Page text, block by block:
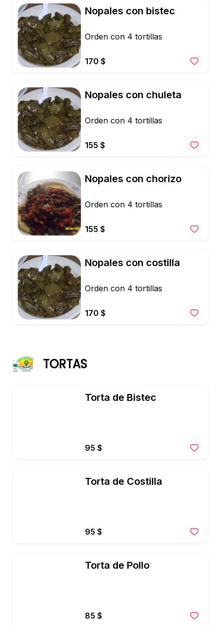
Nopales con bistec
Orden con 4 tortillas
170 $
Nopales con chuleta
Orden con 4 tortillas
155 $
Nopales con chorizo
Orden con 4 tortillas
155 $
Nopales con costilla
Orden con 4 tortillas
170 $
TORTAS
Torta de Bistec
95 $
Torta de Costilla
95 $
Torta de Pollo
85 $